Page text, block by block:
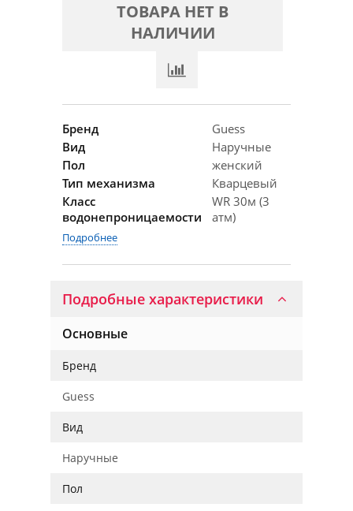
ТОВАРА НЕТ В
НАЛИЧИИ
Бренд
Guess
Вид
Наручные
Пол
женский
Тип механизма
Кварцевый
Класс
водонепроницаемости
WR 30м (3
атм)
Подробнее
Подробные характеристики
Основные
Бренд
Guess
Вид
Наручные
Пол